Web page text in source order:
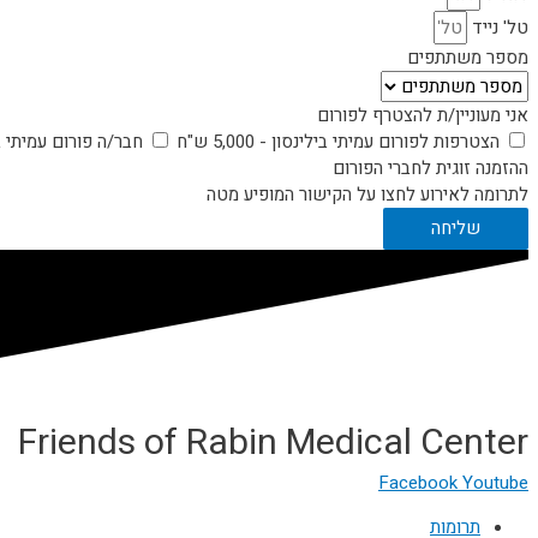
טל' נייד
מספר משתתפים
אני מעוניין/ת להצטרף לפורום
הצטרפות לפורום עמיתי בילינסון - 5,000 ש"ח
חבר/ה פורום עמיתי
ההזמנה זוגית לחברי הפורום
לתרומה לאירוע לחצו על הקישור המופיע מטה
שליחה
Friends of Rabin Medical Center
FacebookYoutube
תרומות